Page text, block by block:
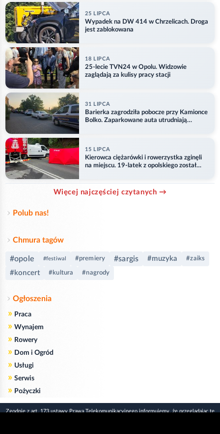
25 LIPCA
Wypadek na DW 414 w Chrzelicach. Droga
jest zablokowana
18 LIPCA
25-lecie TVN24 w Opolu. Widzowie
zaglądają za kulisy pracy stacji
31 LIPCA
Barierka zagrodziła pobocze przy Kamionce
Bolko. Zaparkowane auta utrudniają
15 LIPCA
Kierowca ciężarówki i rowerzystka zginęli
na miejscu. 19-latek z opolskiego został
Więcej najczęściej czytanych →
Polub nas!
Chmura tagów
#opole #festiwal #premiery #sargis #muzyka #zaiks
#koncert #kultura #nagrody
Ogłoszenia
» Praca
» Wynajem
» Rowery
» Dom i Ogród
» Usługi
» Serwis
» Pożyczki
Zgodnie z art. 173 ustawy Prawa Telekomunikacyjnego informujemy, że przeglądając tę